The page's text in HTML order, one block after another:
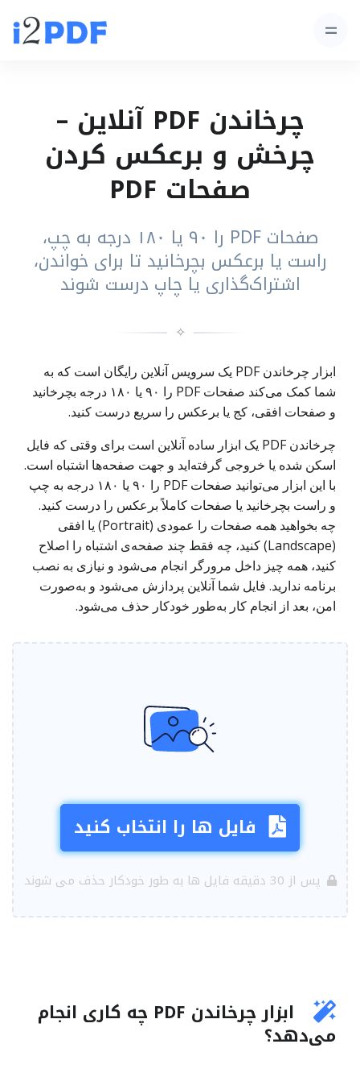
چرخاندن PDF آنلاین –
چرخش و برعکس کردن
صفحات PDF
صفحات PDF را ۹۰ یا ۱۸۰ درجه به چپ،
راست یا برعکس بچرخانید تا برای خواندن،
اشتراک‌گذاری یا چاپ درست شوند
✧
ابزار چرخاندن PDF یک سرویس آنلاین رایگان است که به
شما کمک می‌کند صفحات PDF را ۹۰ یا ۱۸۰ درجه بچرخانید
و صفحات افقی، کج یا برعکس را سریع درست کنید.
چرخاندن PDF یک ابزار ساده آنلاین است برای وقتی که فایل
اسکن شده یا خروجی گرفته‌اید و جهت صفحه‌ها اشتباه است.
با این ابزار می‌توانید صفحات PDF را ۹۰ یا ۱۸۰ درجه به چپ
و راست بچرخانید یا صفحات کاملاً برعکس را درست کنید.
چه بخواهید همه صفحات را عمودی (Portrait) یا افقی
(Landscape) کنید، چه فقط چند صفحه‌ی اشتباه را اصلاح
کنید، همه چیز داخل مرورگر انجام می‌شود و نیازی به نصب
برنامه ندارید. فایل شما آنلاین پردازش می‌شود و به‌صورت
امن، بعد از انجام کار به‌طور خودکار حذف می‌شود.
فایل ها را انتخاب کنید
پس از 30 دقیقه فایل ها به طور خودکار حذف می شوند
ابزار چرخاندن PDF چه کاری انجام
می‌دهد؟